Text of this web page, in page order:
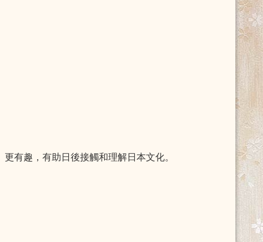
有趣，有助日後接觸和理解日本文化。